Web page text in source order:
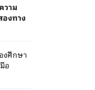
วาม
งทาง
งศึกษา
อ